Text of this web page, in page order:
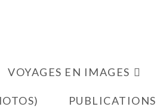
VOYAGES EN IMAGES
PUBLICATIONS